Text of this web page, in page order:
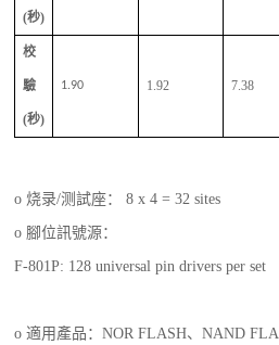
(秒)
校
驗
(秒)
1.90 1.92 7.38
o 烧录/测試座： 8 x 4 = 32 sites
o 腳位訊號源：
F-801P: 128 universal pin drivers per set
o 適用產品：NOR FLASH、NAND